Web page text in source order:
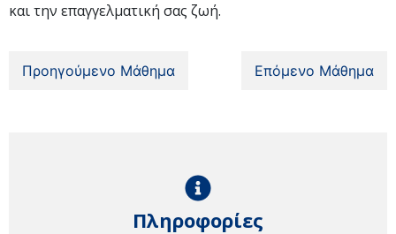
και την επαγγελματική σας ζωή.
Προηγούμενο Μάθημα Επόμενο Μάθημα
Πληροφορίες